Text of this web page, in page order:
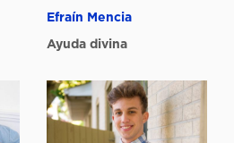
Efraín Mencia
Ayuda divina